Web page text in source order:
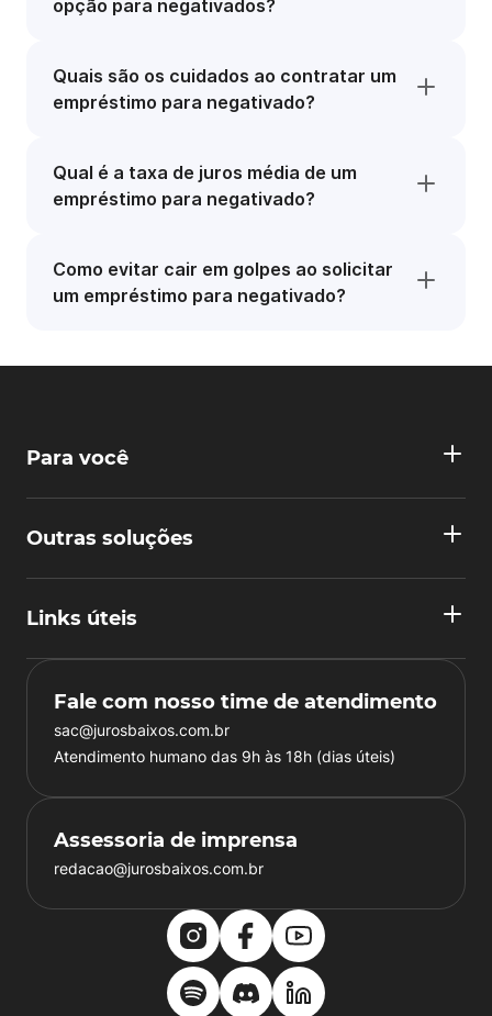
opção para negativados?
Quais são os cuidados ao contratar um
empréstimo para negativado?
Qual é a taxa de juros média de um
empréstimo para negativado?
Como evitar cair em golpes ao solicitar
um empréstimo para negativado?
Para você
Outras soluções
Links úteis
Fale com nosso time de atendimento
sac@jurosbaixos.com.br
Atendimento humano das 9h às 18h (dias úteis)
Assessoria de imprensa
redacao@jurosbaixos.com.br